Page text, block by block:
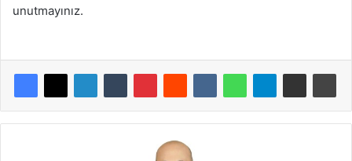
unutmayınız.